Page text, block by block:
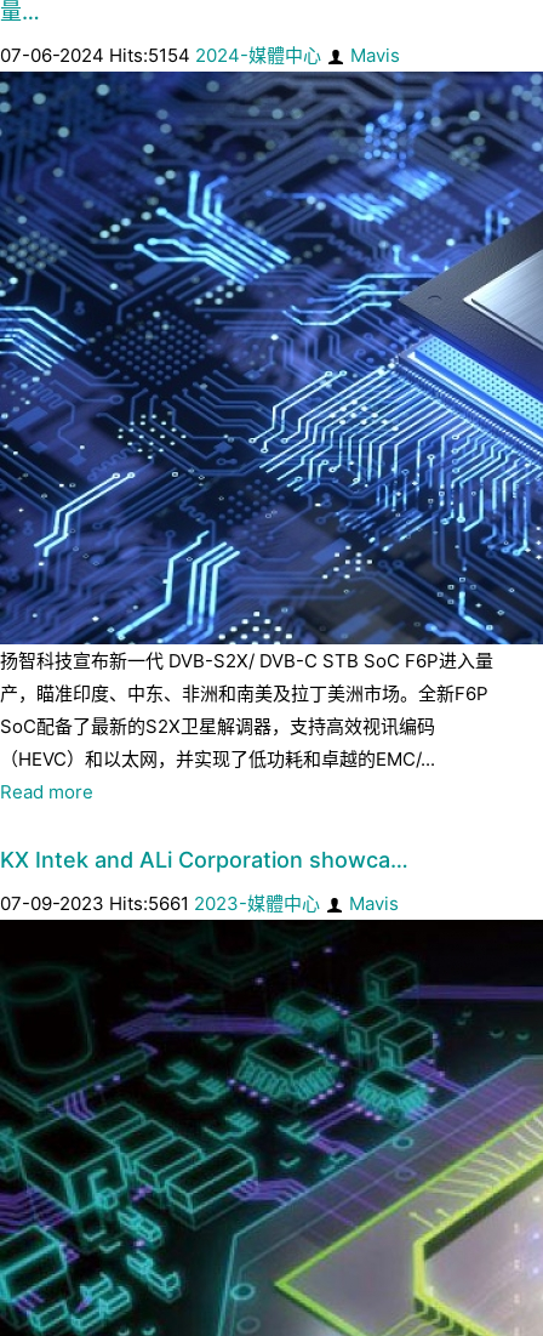
量…
07-06-2024 Hits:5154 2024-媒體中心 Mavis
扬智科技宣布新一代 DVB-S2X/ DVB-C STB SoC F6P进入量
产，瞄准印度、中东、非洲和南美及拉丁美洲市场。全新F6P
SoC配备了最新的S2X卫星解调器，支持高效视讯编码
（HEVC）和以太网，并实现了低功耗和卓越的EMC/...
Read more
KX Intek and ALi Corporation showca…
07-09-2023 Hits:5661 2023-媒體中心 Mavis